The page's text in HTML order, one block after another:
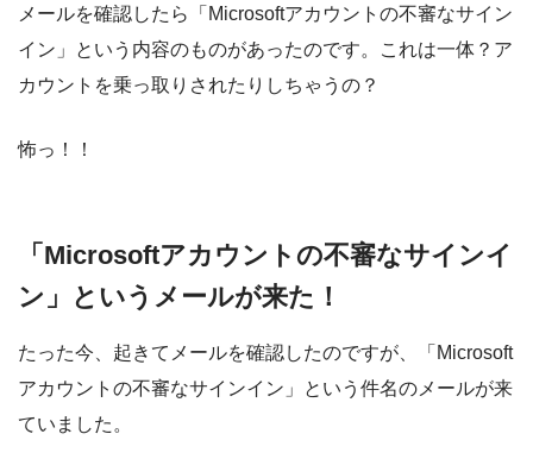
メールを確認したら「Microsoftアカウントの不審なサイン
イン」という内容のものがあったのです。これは一体？ア
カウントを乗っ取りされたりしちゃうの？
怖っ！！
「Microsoftアカウントの不審なサインイ
ン」というメールが来た！
たった今、起きてメールを確認したのですが、「Microsoft
アカウントの不審なサインイン」という件名のメールが来
ていました。